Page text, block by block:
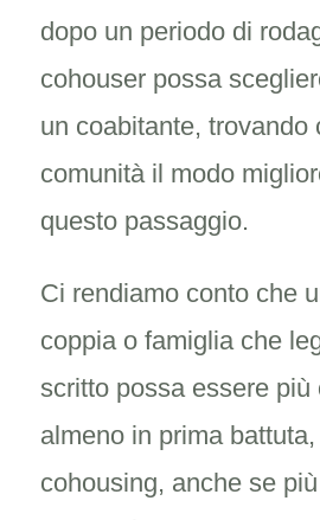
dopo un periodo di
cohouser possa
un coabitante, trovando
comunità il modo
questo passaggio.
Ci rendiamo conto che
coppia o famiglia che
scritto possa essere più
almeno in prima
cohousing, anche se